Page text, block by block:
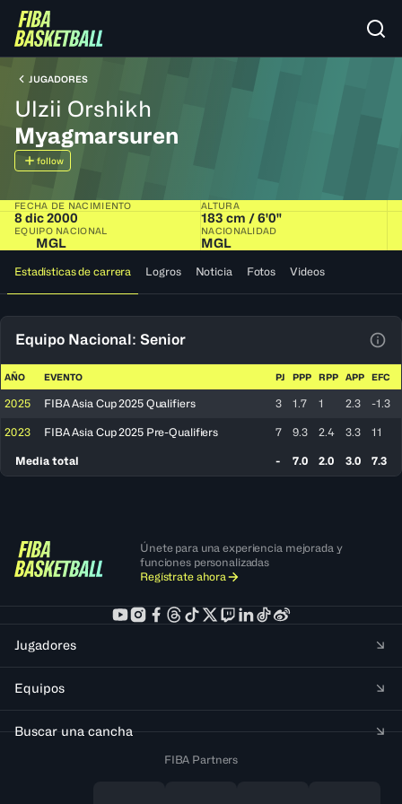
JUGADORES
Ulzii Orshikh
Myagmarsuren
follow
FECHA DE NACIMIENTO
8 dic 2000
ALTURA
183 cm / 6'0"
EQUIPO NACIONAL
MGL
NACIONALIDAD
MGL
Estadísticas de carrera Logros Noticia Fotos Videos
Equipo Nacional: Senior
AÑO EVENTO PJ PPP RPP APP EFC
2025 FIBA Asia Cup 2025 Qualifiers 3 1.7 1 2.3 -1.3
2023 FIBA Asia Cup 2025 Pre-Qualifiers 7 9.3 2.4 3.3 11
Media total - 7.0 2.0 3.0 7.3
Únete para una experiencia mejorada y
funciones personalizadas
Regístrate ahora
Jugadores
Equipos
Buscar una cancha
FIBA Partners